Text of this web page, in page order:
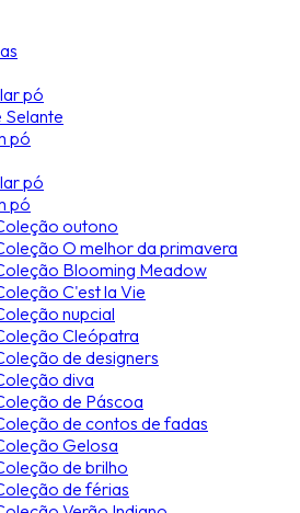
pó
Selante
pó
pó
pó
outono
O melhor da primavera
Blooming Meadow
C'est la Vie
nupcial
Cleópatra
de designers
diva
de Páscoa
de contos de fadas
Gelosa
de brilho
de férias